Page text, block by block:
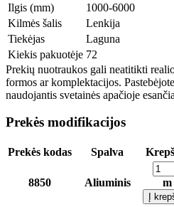
Ilgis (mm)
1000-6000
Kilmės šalis
Lenkija
Tiekėjas
Laguna
Kiekis pakuotėje 72
Prekių nuotraukos gali neatitikti
formos ar komplektacijos.
naudojantis svetainės apačioje
Prekės modifikacijos
Prekės kodas Spalva
8850 Aliuminis m
Į